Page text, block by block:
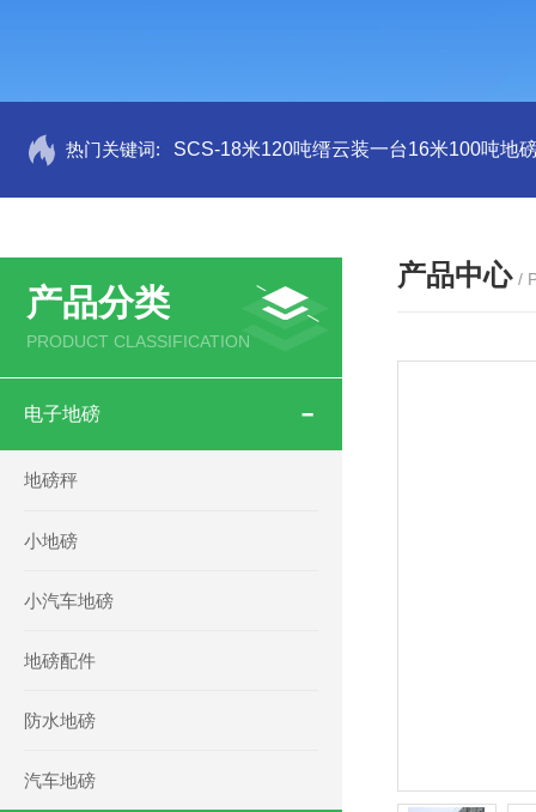
热门关键词: SCS-18米120吨缙云装一台16米100吨地
产品分类
PRODUCT CLASSIFICATION
电子地磅
地磅秤
小地磅
小汽车地磅
地磅配件
防水地磅
汽车地磅
产品中心 /